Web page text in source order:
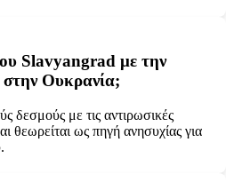
Slavyangrad με την
στην Ουκρανία;
δεσμούς με τις αντιρωσικές
θεωρείται ως πηγή ανησυχίας για